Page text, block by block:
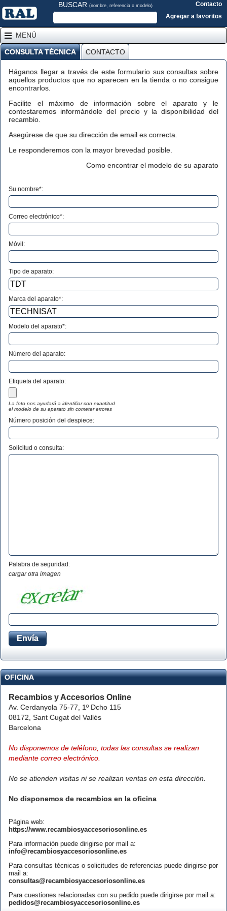
BUSCAR (nombre, referencia o modelo)
Contacto
Agregar a favoritos
MENÚ
CONSULTA TÉCNICA CONTACTO
Háganos llegar a través de este formulario sus consultas sobre
aquellos productos que no aparecen en la tienda o no consigue
encontrarlos.
Facilite el máximo de información sobre el aparato y le
contestaremos informándole del precio y la disponibilidad del
recambio.
Asegúrese de que su dirección de email es correcta.
Le responderemos con la mayor brevedad posible.
Como encontrar el modelo de su aparato
Su nombre*:
Correo electrónico*:
Móvil:
Tipo de aparato:
Marca del aparato*:
Modelo del aparato*:
Número del aparato:
Etiqueta del aparato:
La foto nos ayudará a identifiar con exactitud
el modelo de su aparato sin cometer errores
Número posición del despiece:
Solicitud o consulta:
Palabra de seguridad:
cargar otra imagen
OFICINA
Recambios y Accesorios Online
Av. Cerdanyola 75-77, 1º Dcho 115
08172, Sant Cugat del Vallès
Barcelona
No disponemos de teléfono, todas las consultas se realizan
mediante correo electrónico.
No se atienden visitas ni se realizan ventas en esta dirección.
No disponemos de recambios en la oficina
Página web:
https://www.recambiosyaccesoriosonline.es
Para información puede dirigirse por mail a:
info@recambiosyaccesoriosonline.es
Para consultas técnicas o solicitudes de referencias puede dirigirse por
mail a:
consultas@recambiosyaccesoriosonline.es
Para cuestiones relacionadas con su pedido puede dirigirse por mail a:
pedidos@recambiosyaccesoriosonline.es